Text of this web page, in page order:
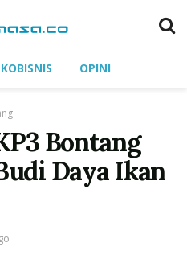
OPINI
Bontang
Daya Ikan